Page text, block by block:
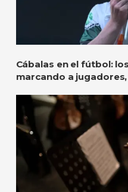
Cábalas en el fútbol:
marcando a